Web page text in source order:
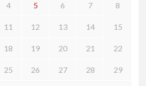
4 5 6 7 8
11 12 13 14 15
18 19 20 21 22
25 26 27 28 29